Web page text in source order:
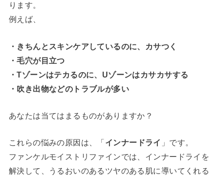
ります。
例えば、
・きちんとスキンケアしているのに、カサつく
・毛穴が目立つ
・Tゾーンはテカるのに、Uゾーンはカサカサする
・吹き出物などのトラブルが多い
あなたは当てはまるものがありますか？
これらの悩みの原因は、「インナードライ 」です。
ファンケルモイストリファインでは、インナードライを
解決して、うるおいのあるツヤのある肌に導いてくれる